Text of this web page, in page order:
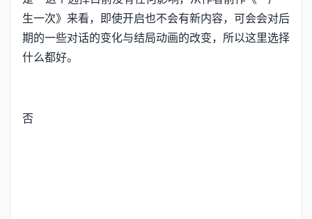
生一次》来看，即使开启也不会有新内容，可会会对后
期的一些对话的变化与结局动画的改变，所以这里选择
什么都好。
否